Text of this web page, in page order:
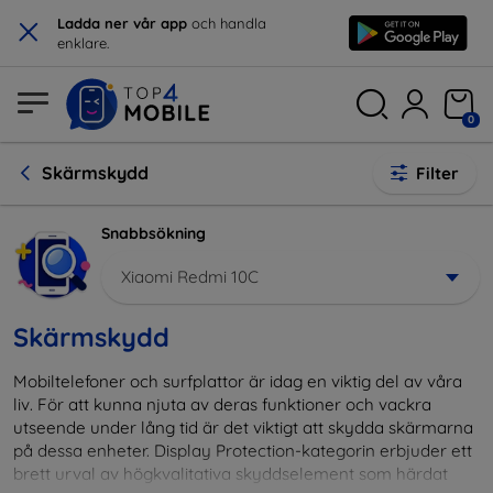
× Ladda ner vår app och handla
enklare.
0
Skärmskydd Filter
Snabbsökning
Xiaomi Redmi 10C
Skärmskydd
Mobiltelefoner och surfplattor är idag en viktig del av våra
liv. För att kunna njuta av deras funktioner och vackra
utseende under lång tid är det viktigt att skydda skärmarna
på dessa enheter. Display Protection-kategorin erbjuder ett
brett urval av högkvalitativa skyddselement som härdat